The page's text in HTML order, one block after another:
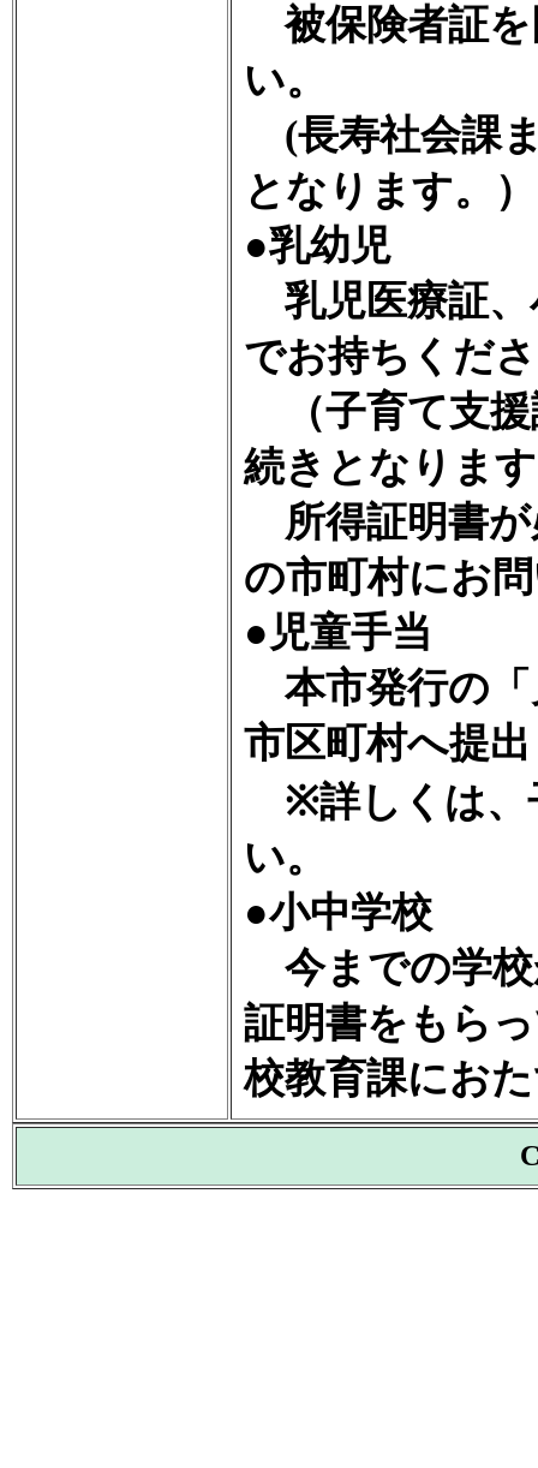
被保険者証を
い。
(長寿社会課
となります。）
●乳幼児
乳児医療証、
でお持ちくだ
（子育て支援
続きとなりま
所得証明書が
の市町村にお
●児童手当
本市発行の「
市区町村へ提
※詳しくは、
い。
●小中学校
今までの学校
証明書をもら
校教育課にお